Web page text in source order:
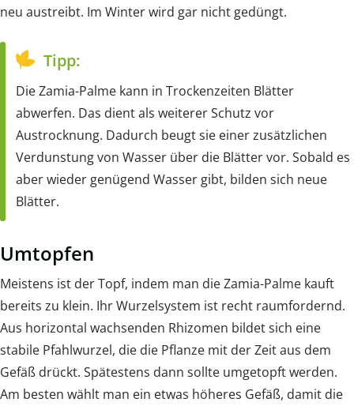
neu austreibt. Im Winter wird gar nicht gedüngt.
Tipp:
Die Zamia-Palme kann in Trockenzeiten Blätter
abwerfen. Das dient als weiterer Schutz vor
Austrocknung. Dadurch beugt sie einer zusätzlichen
Verdunstung von Wasser über die Blätter vor. Sobald es
aber wieder genügend Wasser gibt, bilden sich neue
Blätter.
Umtopfen
Meistens ist der Topf, indem man die Zamia-Palme kauft
bereits zu klein. Ihr Wurzelsystem ist recht raumfordernd.
Aus horizontal wachsenden Rhizomen bildet sich eine
stabile Pfahlwurzel, die die Pflanze mit der Zeit aus dem
Gefäß drückt. Spätestens dann sollte umgetopft werden.
Am besten wählt man ein etwas höheres Gefäß, damit die